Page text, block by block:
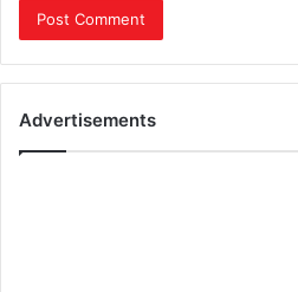
Advertisements